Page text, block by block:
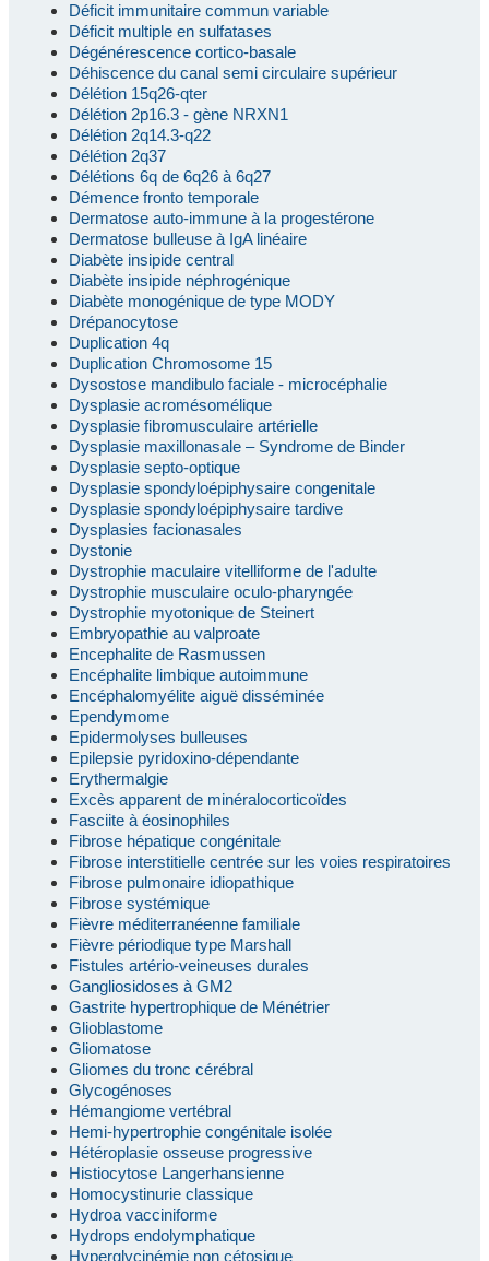
Déficit immunitaire commun variable
Déficit multiple en sulfatases
Dégénérescence cortico-basale
Déhiscence du canal semi circulaire supérieur
Délétion 15q26-qter
Délétion 2p16.3 - gène NRXN1
Délétion 2q14.3-q22
Délétion 2q37
Délétions 6q de 6q26 à 6q27
Démence fronto temporale
Dermatose auto-immune à la progestérone
Dermatose bulleuse à IgA linéaire
Diabète insipide central
Diabète insipide néphrogénique
Diabète monogénique de type MODY
Drépanocytose
Duplication 4q
Duplication Chromosome 15
Dysostose mandibulo faciale - microcéphalie
Dysplasie acromésomélique
Dysplasie fibromusculaire artérielle
Dysplasie maxillonasale – Syndrome de Binder
Dysplasie septo-optique
Dysplasie spondyloépiphysaire congenitale
Dysplasie spondyloépiphysaire tardive
Dysplasies facionasales
Dystonie
Dystrophie maculaire vitelliforme de l'adulte
Dystrophie musculaire oculo-pharyngée
Dystrophie myotonique de Steinert
Embryopathie au valproate
Encephalite de Rasmussen
Encéphalite limbique autoimmune
Encéphalomyélite aiguë disséminée
Ependymome
Epidermolyses bulleuses
Epilepsie pyridoxino-dépendante
Erythermalgie
Excès apparent de minéralocorticoïdes
Fasciite à éosinophiles
Fibrose hépatique congénitale
Fibrose interstitielle centrée sur les voies respiratoires
Fibrose pulmonaire idiopathique
Fibrose systémique
Fièvre méditerranéenne familiale
Fièvre périodique type Marshall
Fistules artério-veineuses durales
Gangliosidoses à GM2
Gastrite hypertrophique de Ménétrier
Glioblastome
Gliomatose
Gliomes du tronc cérébral
Glycogénoses
Hémangiome vertébral
Hemi-hypertrophie congénitale isolée
Hétéroplasie osseuse progressive
Histiocytose Langerhansienne
Homocystinurie classique
Hydroa vacciniforme
Hydrops endolymphatique
Hyperglycinémie non cétosique